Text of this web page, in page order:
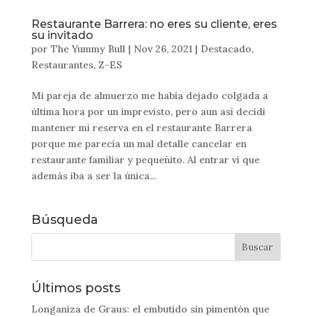
Restaurante Barrera: no eres su cliente, eres
su invitado
por The Yummy Bull| Nov 26, 2021| Destacado,
Restaurantes, Z-ES
Mi pareja de almuerzo me había dejado colgada a
última hora por un imprevisto, pero aun así decidí
mantener mi reserva en el restaurante Barrera
porque me parecía un mal detalle cancelar en
restaurante familiar y pequeñito. Al entrar ví que
además iba a ser la única...
Búsqueda
Últimos posts
Longaniza de Graus: el embutido sin pimentón que